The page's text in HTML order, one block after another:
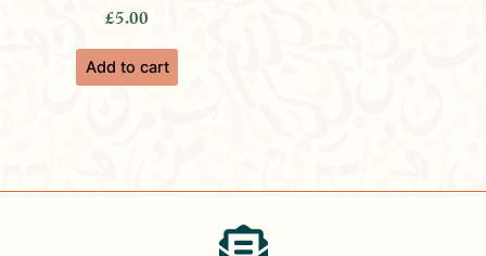
£5.00
Add to cart